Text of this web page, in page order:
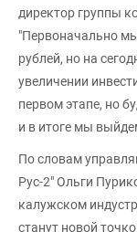
директор группы
"Первоначально
рублей, но на
увеличении
первом этапе, но
и в итоге мы
По словам
Рус-2" Ольги
калужском
станут новой